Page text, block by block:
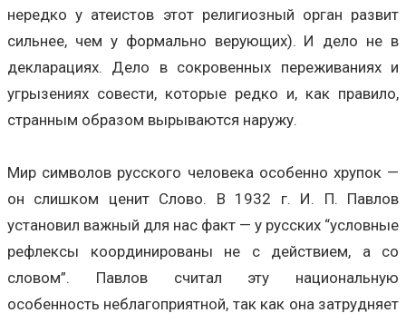
нередко у атеистов этот религиозный орган развит
сильнее, чем у формально верующих). И дело не в
декларациях. Дело в сокровенных переживаниях и
угрызениях совести, которые редко и, как правило,
странным образом вырываются наружу.
Мир символов русского человека особенно хрупок —
он слишком ценит Слово. В 1932 г. И. П. Павлов
установил важный для нас факт — у русских “условные
рефлексы координированы не с действием, а со
словом”. Павлов считал эту национальную
особенность неблагоприятной, так как она затрудняет